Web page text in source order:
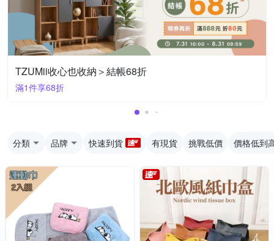
TZUMii收心也收納＞結帳68折
滿1件享68折
分類 品牌 快速到貨 有現貨 挑戰低價 價格低到